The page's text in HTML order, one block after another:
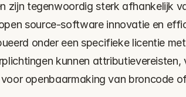
zijn tegenwoordig sterk afhankelijk
source-software innovatie en
onder een specifieke licentie
kunnen
openbaarmaking van broncode